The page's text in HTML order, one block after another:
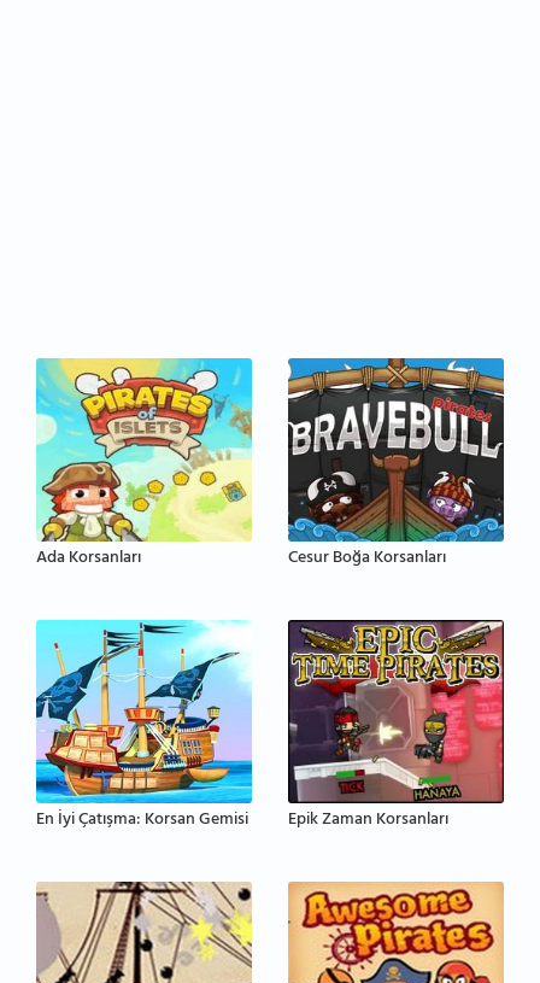
Ada Korsanları Cesur Boğa Korsanları
En İyi Çatışma: Korsan Gemisi Epik Zaman Korsanları